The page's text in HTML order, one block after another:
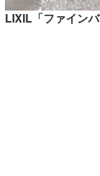
LIXIL「ファイン